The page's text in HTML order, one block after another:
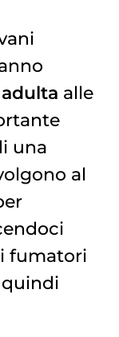
alle
una
al
fumatori
quindi